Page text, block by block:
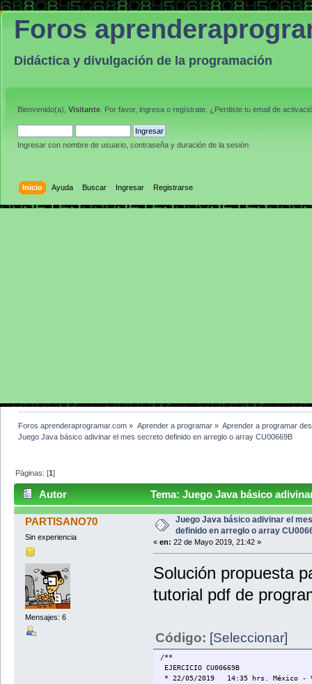
Foros
Didáctica y divulgación de la programación
Bienvenido(a), Visitante . Por favor, ingresa o regístrate . ¿Perdiste tu email de
Ingresar con nombre de usuario, contraseña y duración de la sesión
Inicio Ayuda Buscar Ingresar Registrarse
Foros aprenderaprogramar.com » Aprender a programar» Aprender a programar
Juego Java básico adivinar el mes secreto definido en arreglo o array CU00669B
Páginas: [1]
Autor
Tema: Juego Java básico
CU00669B (Leído 5029 veces)
PARTISANO70
Sin experiencia
Mensajes: 6
Juego Java básico adivinar el
definido en arreglo o array
« en: 22 de Mayo 2019, 21:42 »
Solución propuesta
tutorial pdf de
Código: [Seleccionar]
/**
EJERCICIO CU00669B
* 22/05/2019 14:35 hrs. México -